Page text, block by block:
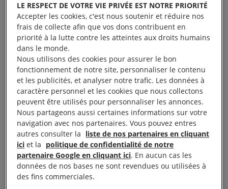
stand 10 jours pour signer à l’université inter-âge
(UIA) de Caen le lundi 6 décembre de 9h30 à 18h,
LE RESPECT DE VOTRE VIE PRIVÉE EST NOTRE PRIORITÉ
Accepter les cookies, c'est nous soutenir et réduire nos
frais de collecte afin que vos dons contribuent en
priorité à la lutte contre les atteintes aux droits humains
dans le monde.
Nous utilisons des cookies pour assurer le bon
fonctionnement de notre site, personnaliser le contenu
et les publicités, et analyser notre trafic. Les données à
caractère personnel et les cookies que nous collectons
peuvent être utilisés pour personnaliser les annonces.
Nous partageons aussi certaines informations sur votre
navigation avec nos partenaires. Vous pouvez entres
autres consulter la liste de nos partenaires en cliquant
ici et la politique de confidentialité de notre
partenaire Google en cliquant ici. En aucun cas les
données de nos bases ne sont revendues ou utilisées à
des fins commerciales.